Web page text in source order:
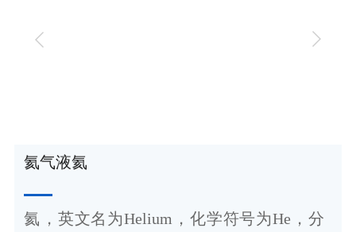
氦气液氦
氦，英文名为Helium，化学符号为He，分